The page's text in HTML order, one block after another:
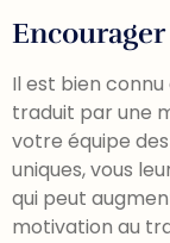
Il est bien
traduit par une
votre équipe
uniques, vous
qui peut
motivation au